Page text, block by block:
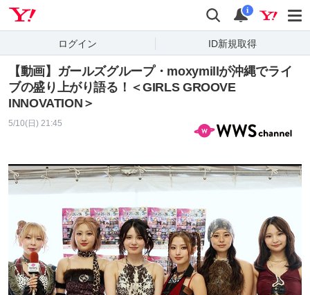
検索 通知
i
ログイン ID新規取得
【動画】ガールズグループ・moxymillが沖縄でライ
ブの盛り上がり語る！＜GIRLS GROOVE
INNOVATION＞
5/10(日) 21:45